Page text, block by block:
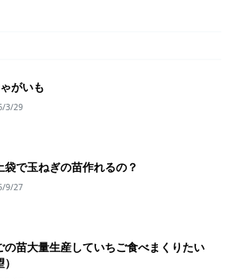
がいも
3/29
袋で玉ねぎの苗作れるの？
9/27
の苗大量生産していちご食べまくりたい